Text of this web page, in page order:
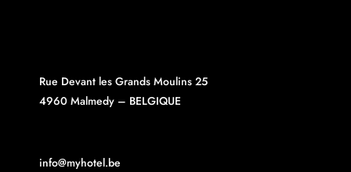
Rue Devant les Grands Moulins 25
4960 Malmedy – BELGIQUE
info@myhotel.be